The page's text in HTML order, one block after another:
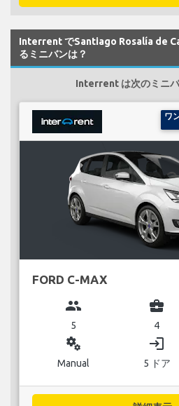
Interrent でSantiago Rosalía de
るミニバンは？
Interrent は次のミニバ
ワ
FORD C-MAX
group
5
business_center
4
miscellaneous_services
Manual
login
5 ドア